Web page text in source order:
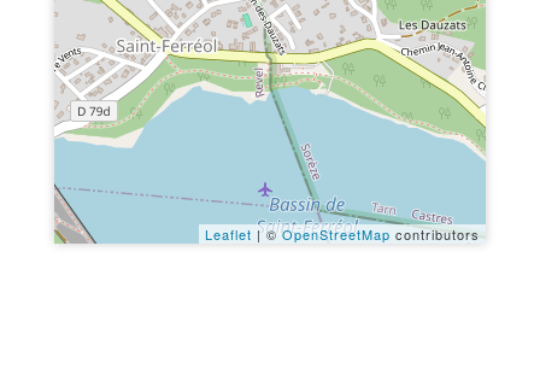
Leaflet | ©OpenStreetMap contributors